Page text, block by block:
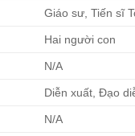
Giáo sư, Tiến sĩ
Hai người con
N/A
Diễn xuất, Đạo
N/A